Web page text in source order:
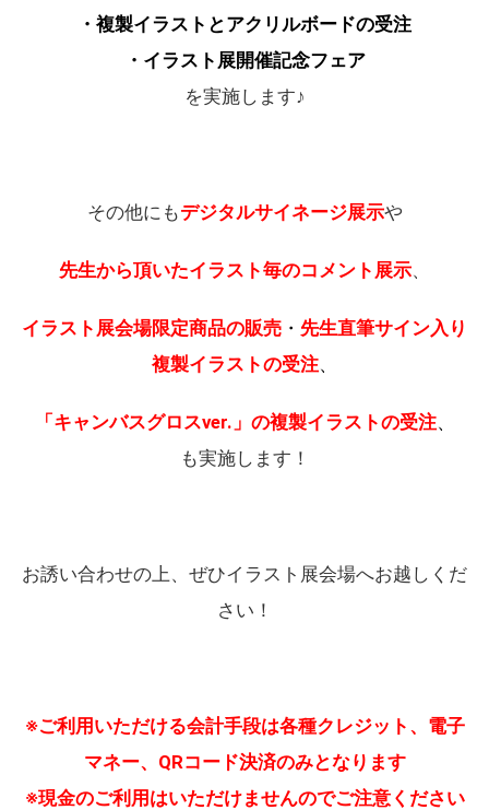
・複製イラストとアクリルボードの受注
・イラスト展開催記念フェア
を実施します♪
その他にもデジタルサイネージ展示や
先生から頂いたイラスト毎のコメント展示、
イラスト展会場限定商品の販売 ・ 先生直筆サイン入り
複製イラストの受注、
「キャンバスグロスver.」の複製イラストの受注、
も実施します！
お誘い合わせの上、ぜひイラスト展会場へお越しくだ
さい！
※ご利用いただける会計手段は各種クレジット、電子
マネー、QRコード決済のみとなります
※現金のご利用はいただけませんのでご注意ください